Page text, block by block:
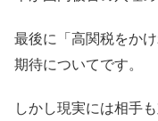
最後に「高関税をか
期待についてです。
しかし現実には相手